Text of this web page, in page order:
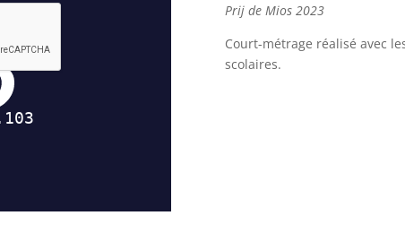
Prij de Mios 2023
Court-métrage réalisé avec
scolaires.